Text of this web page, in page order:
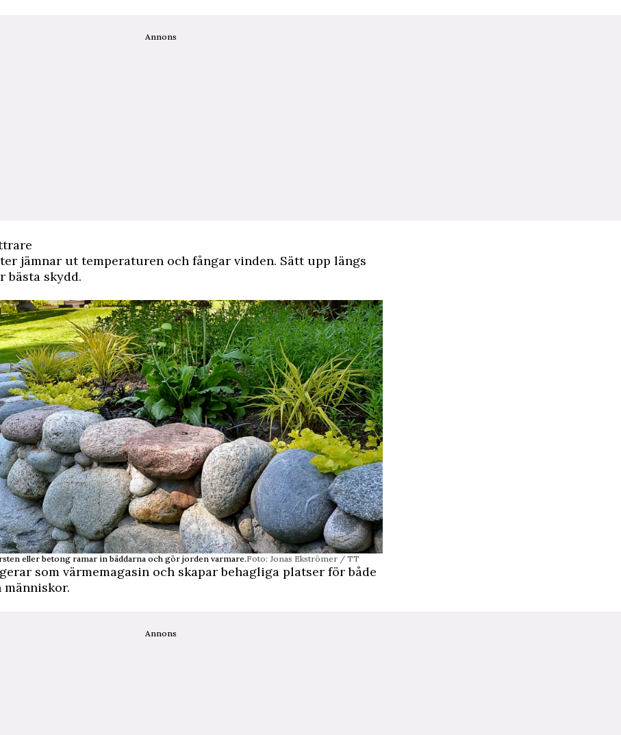
Annons
jämnar ut temperaturen och fångar vinden. Sätt upp längs
bästa skydd.
eller betong ramar in bäddarna och gör jorden varmare.Foto: Jonas Ekströmer / TT
som värmemagasin och skapar behagliga platser för både
människor.
Annons